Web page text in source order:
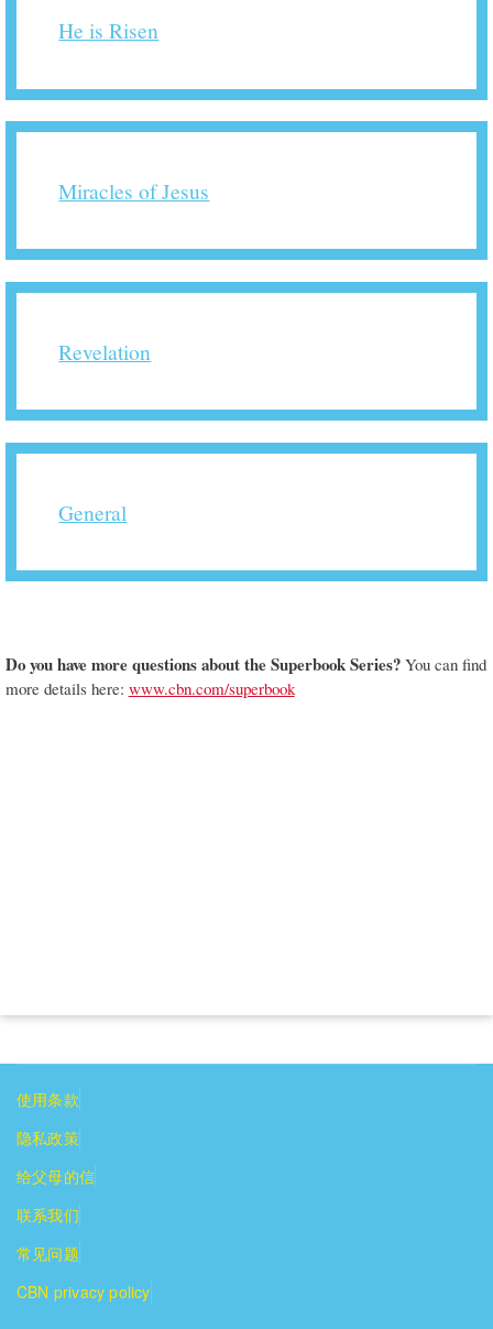
He is Risen
Miracles of Jesus
Revelation
General
Do you have more questions about the Superbook Series? You can find
more details here: www.cbn.com/superbook
使用条款
隐私政策
给父母的信
联系我们
常见问题
CBN privacy policy